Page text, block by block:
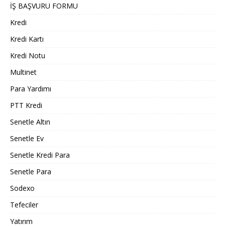
İŞ BAŞVURU FORMU
Kredi
Kredi Kartı
Kredi Notu
Multinet
Para Yardımı
PTT Kredi
Senetle Altın
Senetle Ev
Senetle Kredi Para
Senetle Para
Sodexo
Tefeciler
Yatırım